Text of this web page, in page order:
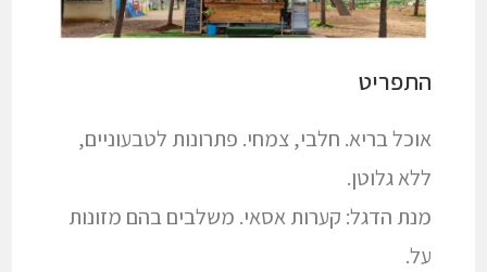
התפריט
אוכל בריא. חלבי, צמחי. פתרונות לטבעוניים,
ללא גלוטן.
מנת הדגל: קערות אסאי. משלבים בהם מזונות
על.